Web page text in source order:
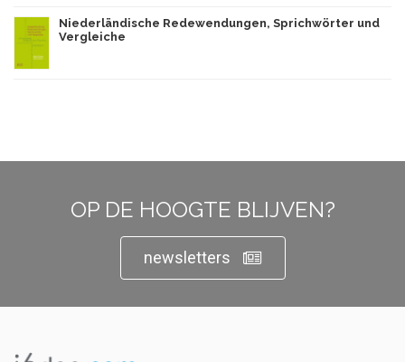
Niederländische Redewendungen, Sprichwörter und
Vergleiche
OP DE HOOGTE BLIJVEN?
newsletters